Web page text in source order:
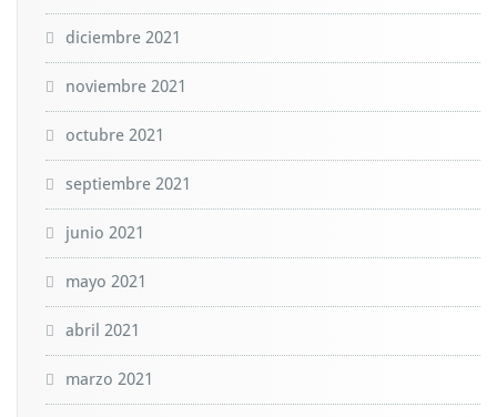
diciembre 2021
noviembre 2021
octubre 2021
septiembre 2021
junio 2021
mayo 2021
abril 2021
marzo 2021